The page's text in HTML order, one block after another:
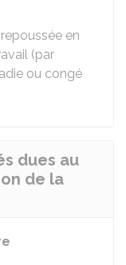
en
(par
ou congé
dues au
de la